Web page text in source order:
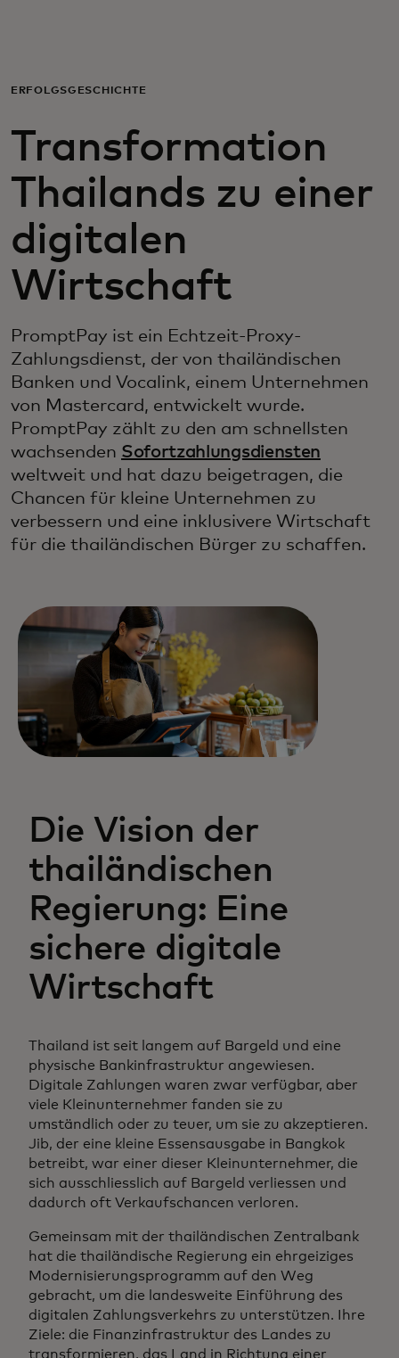
Für Unternehmen
Für die Welt
Für Innovatoren
Neuigkeiten und Trends
ERFOLGSGESCHICHTE
Transformation
Thailands zu einer
digitalen
Wirtschaft
PromptPay ist ein Echtzeit-Proxy-
Zahlungsdienst, der von thailändischen
Banken und Vocalink, einem Unternehmen
von Mastercard, entwickelt wurde.
PromptPay zählt zu den am schnellsten
wachsenden Sofortzahlungsdiensten
weltweit und hat dazu beigetragen, die
Chancen für kleine Unternehmen zu
verbessern und eine inklusivere Wirtschaft
für die thailändischen Bürger zu schaffen.
Die Vision der
thailändischen
Regierung: Eine
sichere digitale
Wirtschaft
Thailand ist seit langem auf Bargeld und eine
physische Bankinfrastruktur angewiesen.
Digitale Zahlungen waren zwar verfügbar, aber
viele Kleinunternehmer fanden sie zu
umständlich oder zu teuer, um sie zu akzeptieren.
Jib, der eine kleine Essensausgabe in Bangkok
betreibt, war einer dieser Kleinunternehmer, die
sich ausschliesslich auf Bargeld verliessen und
dadurch oft Verkaufschancen verloren.
Gemeinsam mit der thailändischen Zentralbank
hat die thailändische Regierung ein ehrgeiziges
Modernisierungsprogramm auf den Weg
gebracht, um die landesweite Einführung des
digitalen Zahlungsverkehrs zu unterstützen. Ihre
Ziele: die Finanzinfrastruktur des Landes zu
transformieren, das Land in Richtung einer